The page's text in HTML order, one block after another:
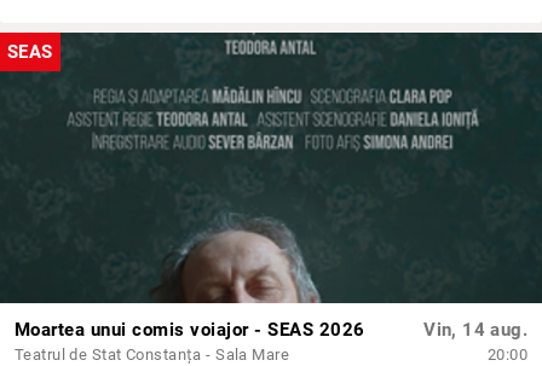
SEAS
Moartea unui comis voiajor - SEAS 2026
Teatrul de Stat Constanța - Sala Mare
Vin, 14 aug.
20:00